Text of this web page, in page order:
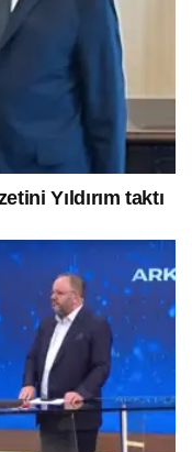
Yıldırım taktı